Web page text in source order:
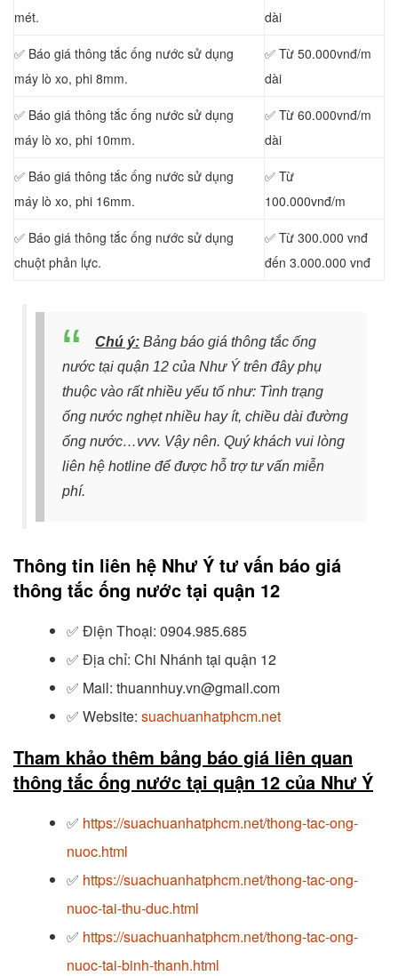
mét.
dài
✅ Báo giá thông tắc ống nước sử dụng
máy lò xo, phi 8mm.
✅ Từ 50.000vnđ/m
dài
✅ Báo giá thông tắc ống nước sử dụng
máy lò xo, phi 10mm.
✅ Từ 60.000vnđ/m
dài
✅ Báo giá thông tắc ống nước sử dụng
máy lò xo, phi 16mm.
✅ Từ
100.000vnđ/m
✅ Báo giá thông tắc ống nước sử dụng
chuột phản lực.
✅ Từ 300.000 vnđ
đến 3.000.000 vnđ
Chú ý: Bảng báo giá thông tắc ống
nước tại quận 12 của Như Ý trên đây phụ
thuộc vào rất nhiều yếu tố như: Tình trạng
ống nước nghẹt nhiều hay ít, chiều dài đường
ống nước…vvv. Vậy nên. Quý khách vui lòng
liên hệ hotline để được hỗ trợ tư vấn miễn
phí.
Thông tin liên hệ Như Ý tư vấn báo giá
thông tắc ống nước tại quận 12
✅ Điện Thoại: 0904.985.685
✅ Địa chỉ: Chi Nhánh tại quận 12
✅ Mail: thuannhuy.vn@gmail.com
✅ Website: suachuanhatphcm.net
Tham khảo thêm bảng báo giá liên quan
thông tắc ống nước tại quận 12 của Như Ý
✅ https://suachuanhatphcm.net/thong-tac-ong-
nuoc.html
✅ https://suachuanhatphcm.net/thong-tac-ong-
nuoc-tai-thu-duc.html
✅ https://suachuanhatphcm.net/thong-tac-ong-
nuoc-tai-binh-thanh.html